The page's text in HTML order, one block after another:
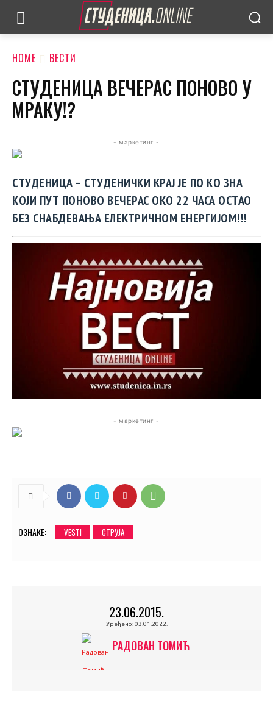
HOME ВЕСТИ
СТУДЕНИЦА ВЕЧЕРАС ПОНОВО У
МРАКУ!?
- маркетинг -
СТУДЕНИЦА – СТУДЕНИЧКИ КРАЈ ЈЕ ПО КО ЗНА
КОЈИ ПУТ ПОНОВО ВЕЧЕРАС ОКО 22 ЧАСА ОСТАО
БЕЗ СНАБДЕВАЊА ЕЛЕКТРИЧНОМ ЕНЕРГИЈОМ!!!
- маркетинг -
ОЗНАКЕ: VESTI СТРУЈА
23.06.2015.
Уређено: 03.01.2022.
РАДОВАН ТОМИЋ